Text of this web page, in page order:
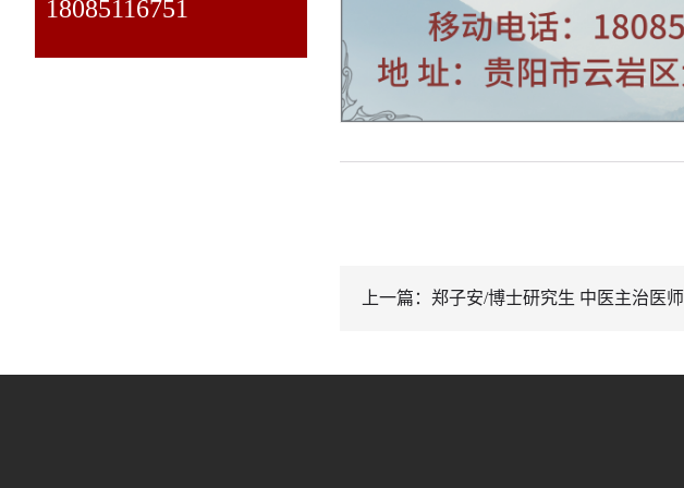
18085116751
上一篇：郑子安/博士研究生 中医主治医师